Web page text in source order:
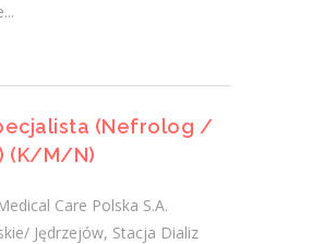
(Nefrolog /
(K/M/N)
Care Polska S.A.
Jędrzejów, Stacja Dializ